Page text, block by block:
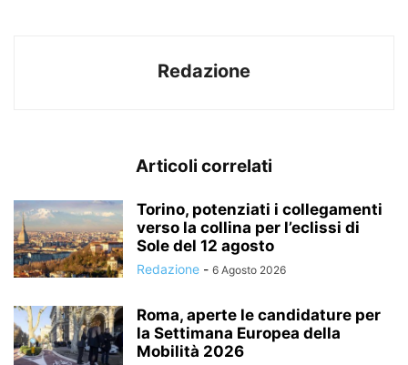
Redazione
Articoli correlati
Torino, potenziati i collegamenti
verso la collina per l’eclissi di
Sole del 12 agosto
Redazione - 6 Agosto 2026
Roma, aperte le candidature per
la Settimana Europea della
Mobilità 2026